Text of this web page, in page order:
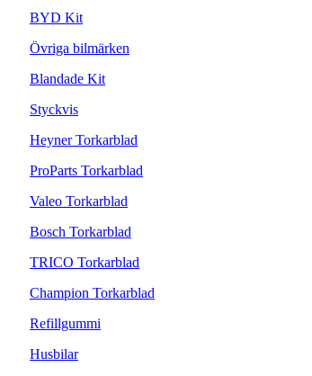
BYD Kit
Övriga bilmärken
Blandade Kit
Styckvis
Heyner Torkarblad
ProParts Torkarblad
Valeo Torkarblad
Bosch Torkarblad
TRICO Torkarblad
Champion Torkarblad
Refillgummi
Husbilar